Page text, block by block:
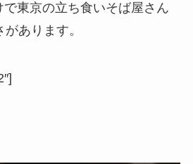
東京の立ち食いそば屋さん
あります。